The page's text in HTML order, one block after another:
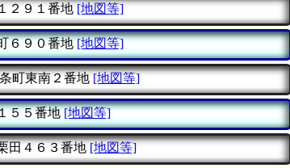
２９１番地 [地図等]
６９０番地 [地図等]
町東南２番地 [地図等]
５５番地 [地図等]
田４６３番地 [地図等]